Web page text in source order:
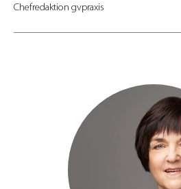
Chefredaktion gvpraxis